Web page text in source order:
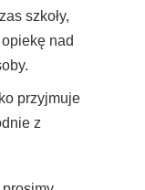
szkoły,
nad
przyjmuje
z